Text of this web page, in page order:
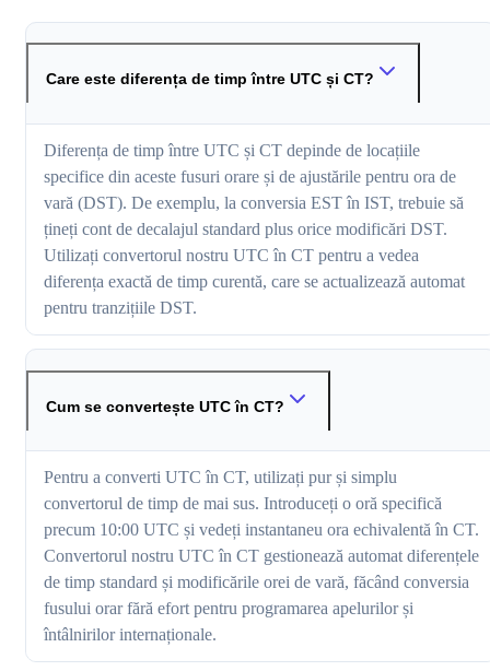
Care este diferența de timp între UTC și CT?
Diferența de timp între UTC și CT depinde de locațiile
specifice din aceste fusuri orare și de ajustările pentru ora de
vară (DST). De exemplu, la conversia EST în IST, trebuie să
țineți cont de decalajul standard plus orice modificări DST.
Utilizați convertorul nostru UTC în CT pentru a vedea
diferența exactă de timp curentă, care se actualizează automat
pentru tranzițiile DST.
Cum se convertește UTC în CT?
Pentru a converti UTC în CT, utilizați pur și simplu
convertorul de timp de mai sus. Introduceți o oră specifică
precum 10:00 UTC și vedeți instantaneu ora echivalentă în CT.
Convertorul nostru UTC în CT gestionează automat diferențele
de timp standard și modificările orei de vară, făcând conversia
fusului orar fără efort pentru programarea apelurilor și
întâlnirilor internaționale.